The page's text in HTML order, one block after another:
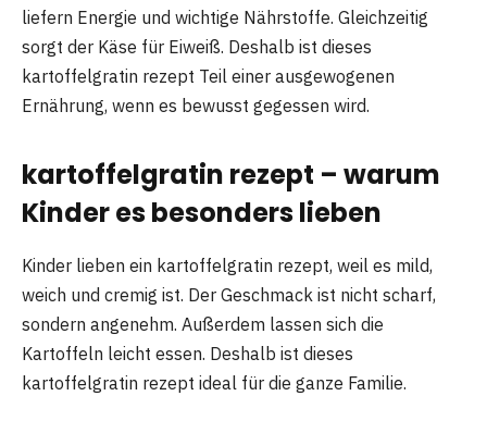
liefern Energie und wichtige Nährstoffe. Gleichzeitig
sorgt der Käse für Eiweiß. Deshalb ist dieses
kartoffelgratin rezept Teil einer ausgewogenen
Ernährung, wenn es bewusst gegessen wird.
kartoffelgratin rezept – warum
Kinder es besonders lieben
Kinder lieben ein kartoffelgratin rezept, weil es mild,
weich und cremig ist. Der Geschmack ist nicht scharf,
sondern angenehm. Außerdem lassen sich die
Kartoffeln leicht essen. Deshalb ist dieses
kartoffelgratin rezept ideal für die ganze Familie.